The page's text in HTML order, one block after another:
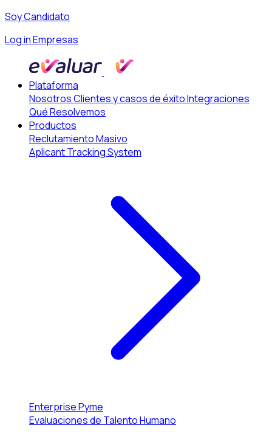
Soy Candidato
Log in Empresas
Plataforma
NosotrosClientes y casos de éxitoIntegraciones
Qué Resolvemos
Productos
Reclutamiento Masivo
Aplicant Tracking System
EnterprisePyme
Evaluaciones de Talento Humano